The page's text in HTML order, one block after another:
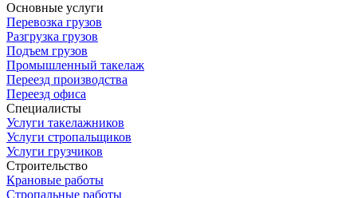
Основные услуги
Перевозка грузов
Разгрузка грузов
Подъем грузов
Промышленный такелаж
Переезд производства
Переезд офиса
Специалисты
Услуги такелажников
Услуги стропальщиков
Услуги грузчиков
Строительство
Крановые работы
Стропальные работы